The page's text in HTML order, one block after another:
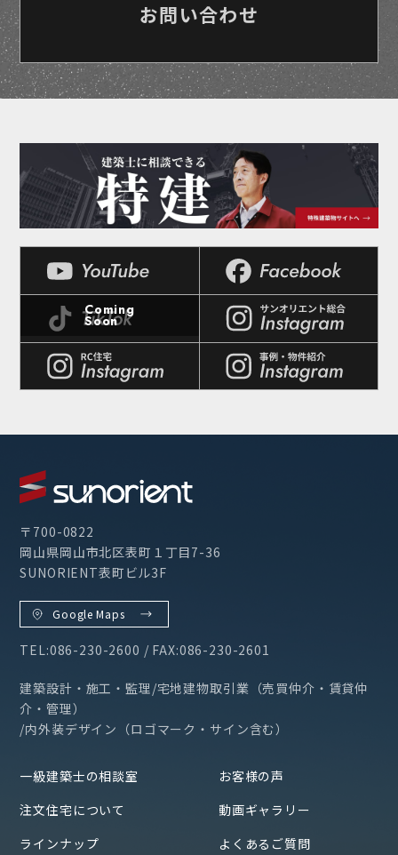
お問い合わせ
〒700-0822
岡山県岡山市北区表町１丁目7-36
SUNORIENT表町ビル3F
Google Maps
TEL:086-230-2600 / FAX:086-230-2601
建築設計・施工・監理/宅地建物取引業（売買仲介・賃貸仲
介・管理）
/内外装デザイン（ロゴマーク・サイン含む）
一級建築士の相談室
注文住宅について
ラインナップ
お客様の声
動画ギャラリー
よくあるご質問